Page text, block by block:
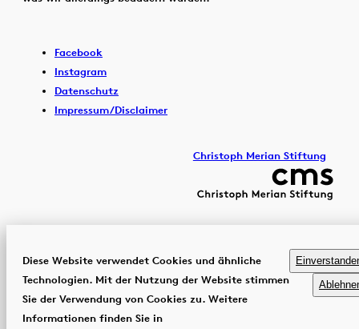
Facebook
Instagram
Datenschutz
Impressum/Disclaimer
Christoph Merian Stiftung
Diese Website verwendet Cookies und ähnliche
Technologien. Mit der Nutzung der Website stimmen
Sie der Verwendung von Cookies zu. Weitere
Informationen finden Sie in